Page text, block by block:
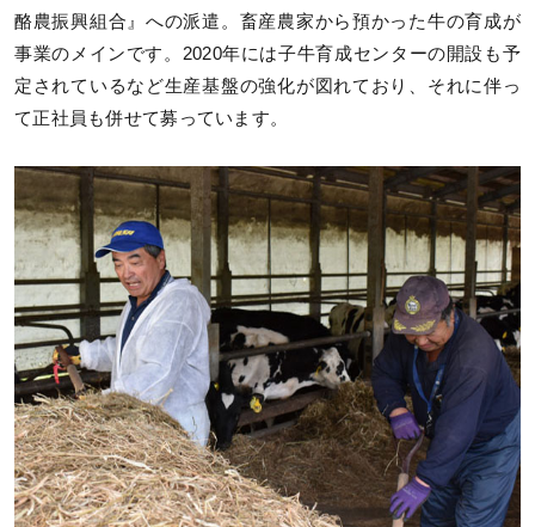
酪農振興組合』への派遣。畜産農家から預かった牛の育成が
事業のメインです。2020年には子牛育成センターの開設も予
定されているなど生産基盤の強化が図れており、それに伴っ
て正社員も併せて募っています。